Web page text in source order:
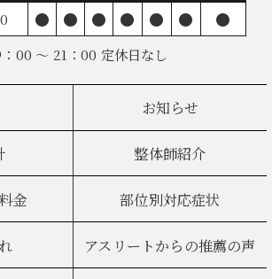
● ● ● ● ● ● ●
00 ～ 21：00 定休日なし
お知らせ
整体師紹介
金 部位別対応症状
アスリートからの推薦の声